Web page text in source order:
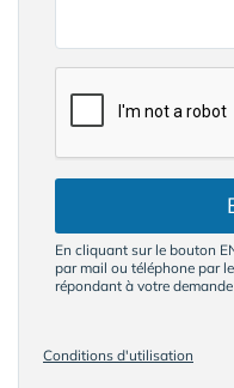
En cliquant sur le bouton
par mail ou téléphone par
répondant à votre demande
Conditions d'utilisation